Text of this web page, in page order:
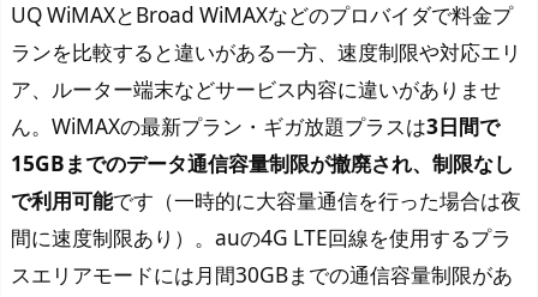
UQ WiMAXとBroad WiMAXなどのプロバイダで料金プ
ランを比較すると違いがある一方、速度制限や対応エリ
ア、ルーター端末などサービス内容に違いがありませ
ん。WiMAXの最新プラン・ギガ放題プラスは3日間で
15GBまでのデータ通信容量制限が撤廃され、制限なし
で利用可能です（一時的に大容量通信を行った場合は夜
間に速度制限あり）。auの4G LTE回線を使用するプラ
スエリアモードには月間30GBまでの通信容量制限があ